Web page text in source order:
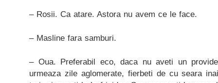
– Rosii. Ca atare. Astora nu avem ce le face.
– Masline fara samburi.
– Oua. Preferabil eco, daca nu aveti un
urmeaza zile aglomerate, fierbeti de cu seara